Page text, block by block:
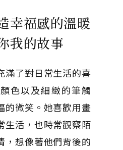
幸福感的溫暖
我的故事
滿了對日常生活的喜
色以及細緻的筆觸
的微笑。她喜歡用畫
生活，也時常觀察陌
，想像著他們背後的